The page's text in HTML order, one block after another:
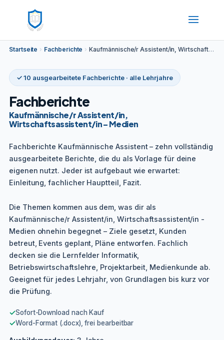
Startseite › Fachberichte › Kaufmännische/r Assistent/in, Wirtschaftsassistent/in – Medien
✓ 10 ausgearbeitete Fachberichte · alle Lehrjahre
Fachberichte
Kaufmännische/r Assistent/in,
Wirtschaftsassistent/in – Medien
Fachberichte Kaufmännische Assistent – zehn vollständig
ausgearbeitete Berichte, die du als Vorlage für deine
eigenen nutzt. Jeder ist aufgebaut wie erwartet:
Einleitung, fachlicher Hauptteil, Fazit.
Die Themen kommen aus dem, was dir als
Kaufmännische/r Assistent/in, Wirtschaftsassistent/in -
Medien ohnehin begegnet – Ziele gesetzt, Kunden
betreut, Events geplant, Pläne entworfen. Fachlich
decken sie die Lernfelder Informatik,
Betriebswirtschaftslehre, Projektarbeit, Medienkunde ab.
Geeignet für jedes Lehrjahr, von Grundlagen bis kurz vor
die Prüfung.
✓Sofort-Download nach Kauf
✓Word-Format (.docx), frei bearbeitbar